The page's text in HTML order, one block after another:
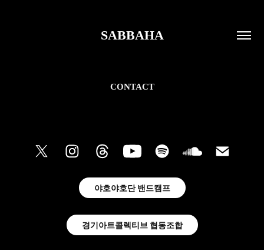
SABBAHA
CONTACT
야호야호단 밴드캠프
경기아트콜렉티브 협동조합